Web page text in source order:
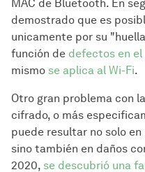
MAC de Bluetooth. En
demostrado que es
unicamente por su
función de defectos en
mismo se aplica al Wi-Fi.
Otro gran problema con
cifrado, o más
puede resultar no solo
sino también en daños
2020, se descubrió una